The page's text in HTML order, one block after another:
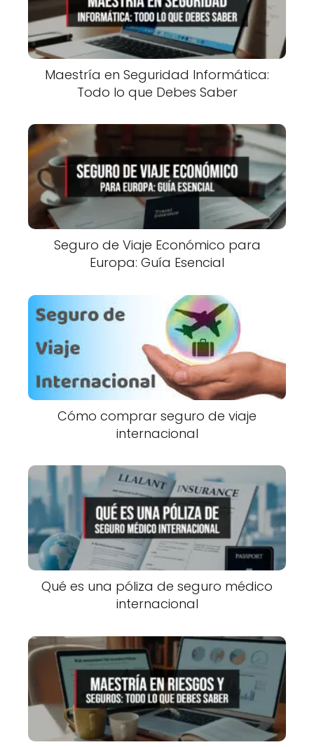
Maestría en Seguridad Informática:
Todo lo que Debes Saber
Seguro de Viaje Económico para
Europa: Guía Esencial
Cómo comprar seguro de viaje
internacional
Qué es una póliza de seguro médico
internacional